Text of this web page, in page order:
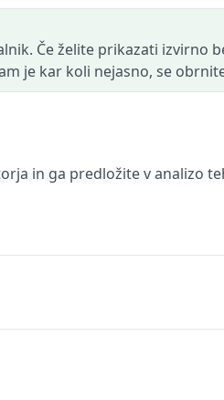
Če želite prikazati izvirno
je kar koli nejasno, se
in ga predložite v analizo